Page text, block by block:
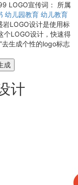
LOGO宣传词：
所属
幼儿园教育 幼儿教育
岩LOGO设计是使用标
个LOGO设计，快速得
去生成个性的logo标志
成
计